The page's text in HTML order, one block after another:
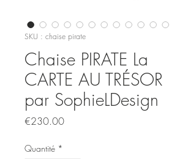
SKU : chaise pirate
Chaise PIRATE La
CARTE AU TRÉSOR
par SophieLDesign
€230.00Prix
Quantité *